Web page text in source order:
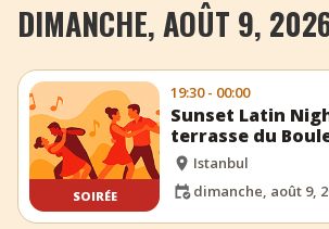
DIMANCHE, AOÛT 9,
SOIRÉE
19:30 - 00:00
Sunset Latin
terrasse du
Istanbul
dimanche, août 9,